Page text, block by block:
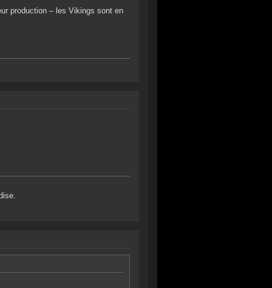
production – les Vikings sont en